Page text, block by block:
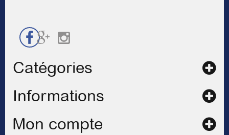
Catégories
Informations
Mon compte